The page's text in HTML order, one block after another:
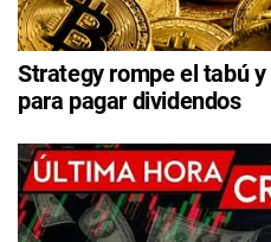
Strategy rompe el tabú
para pagar dividendos